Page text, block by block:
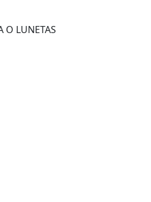
O LUNETAS